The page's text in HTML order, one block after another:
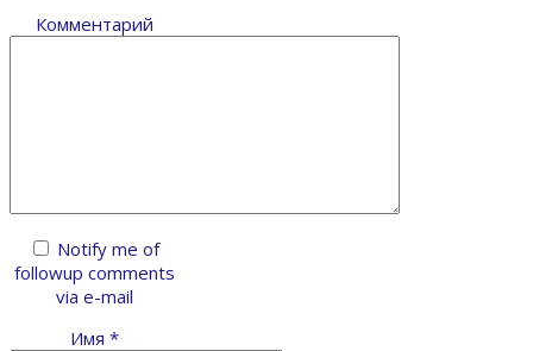
Комментарий
Notify me of
followup comments
via e-mail
Имя *